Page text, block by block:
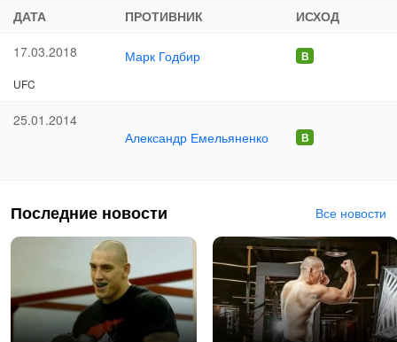
ДАТА ПРОТИВНИК
ИСХОД
17.03.2018
Марк Годбир
UFC
25.01.2014
Александр Емельяненко
Последние новости Все новости